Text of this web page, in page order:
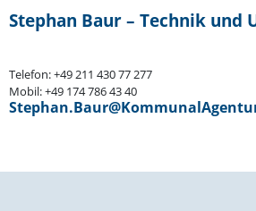
Stephan Baur – Technik und
Telefon: +49 211 430 77 277
Mobil: +49 174 786 43 40